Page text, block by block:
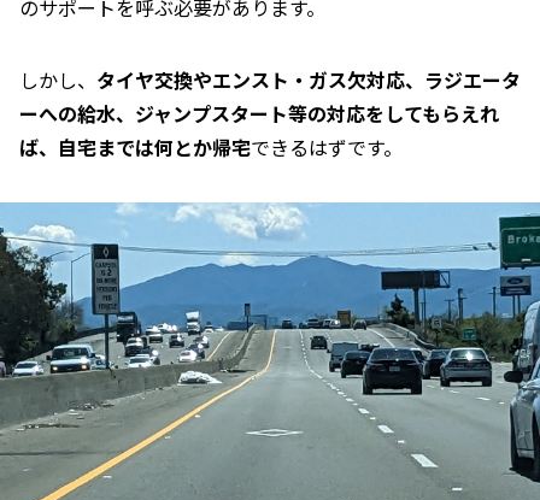
のサポートを呼ぶ必要があります。
しかし、 タイヤ交換やエンスト・ガス欠対応、 ラジエータ
ーへの給水、ジャンプスタート等の対応をしてもらえれ
ば、自宅までは何とか帰宅できるはずです。